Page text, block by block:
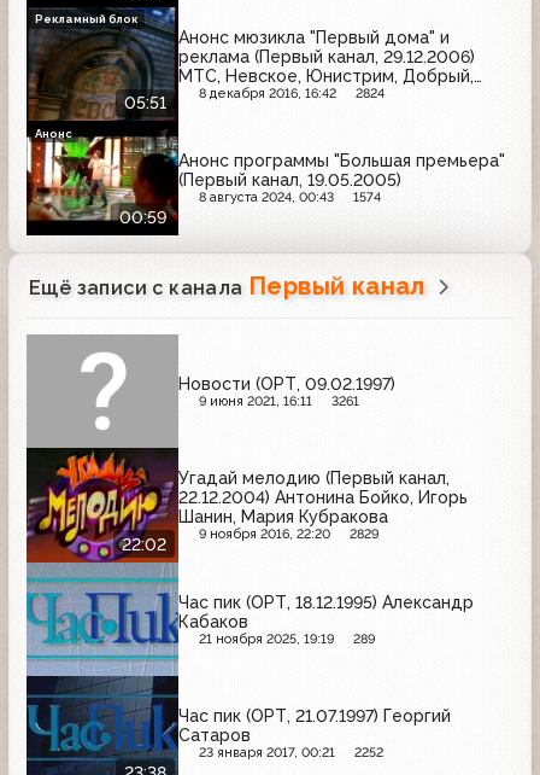
05:51
Анонс мюзикла "Первый дома" и
реклама (Первый канал, 29.12.2006)
МТС, Невское, Юнистрим, Добрый,
Clearasil, Ярпиво, Мегафон
8 декабря 2016, 16:42 2824
Рекламный блок
00:59
Анонс программы "Большая премьера"
(Первый канал, 19.05.2005)
8 августа 2024, 00:43 1574
Анонс
Ещё записи с канала Первый канал
Новости (ОРТ, 09.02.1997)
9 июня 2021, 16:11 3261
22:02
Угадай мелодию (Первый канал,
22.12.2004) Антонина Бойко, Игорь
Шанин, Мария Кубракова
9 ноября 2016, 22:20 2829
Час пик (ОРТ, 18.12.1995) Александр
Кабаков
21 ноября 2025, 19:19 289
Час пик (ОРТ, 21.07.1997) Георгий
Сатаров
23 января 2017, 00:21 2252